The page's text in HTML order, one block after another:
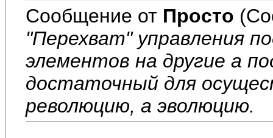
Сообщение от Просто
"Перехват" управления
элементов на другие а
достаточный для
революцию, а эволюцию.